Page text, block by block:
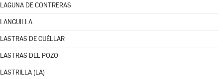
LAGUNA DE CONTRERAS
LANGUILLA
LASTRAS DE CUÉLLAR
LASTRAS DEL POZO
LASTRILLA (LA)